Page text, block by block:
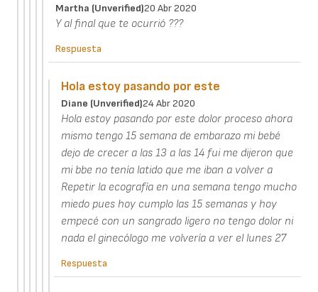
Martha (unverified)20 Abr 2020
Y al final que te ocurrió ???
Respuesta
Hola estoy pasando por este
Diane (unverified)24 Abr 2020
Hola estoy pasando por este dolor proceso ahora
mismo tengo 15 semana de embarazo mi bebé
dejo de crecer a las 13 a las 14 fui me dijeron que
mi bbe no tenía latido que me iban a volver a
Repetir la ecografía en una semana tengo mucho
miedo pues hoy cumplo las 15 semanas y hoy
empecé con un sangrado ligero no tengo dolor ni
nada el ginecólogo me volvería a ver el lunes 27
Respuesta